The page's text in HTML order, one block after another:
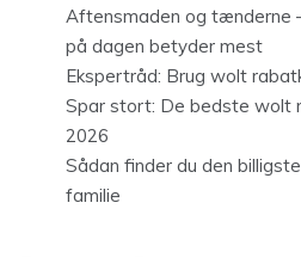
Aftensmaden og tænderne
på dagen betyder mest
Ekspertråd: Brug wolt
Spar stort: De bedste wolt
2026
Sådan finder du den
familie